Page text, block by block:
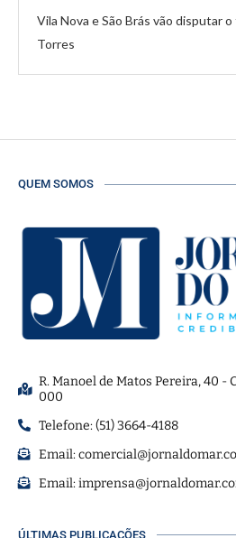
Vila Nova e São Brás vão disputar
Torres
QUEM SOMOS
R. Manoel de Matos Pereira, 40 -
000
Telefone: (51) 3664-4188
Email:
Email:
ÚLTIMAS PUBLICAÇÕES